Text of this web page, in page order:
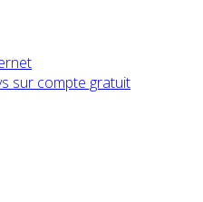
sur compte gratuit